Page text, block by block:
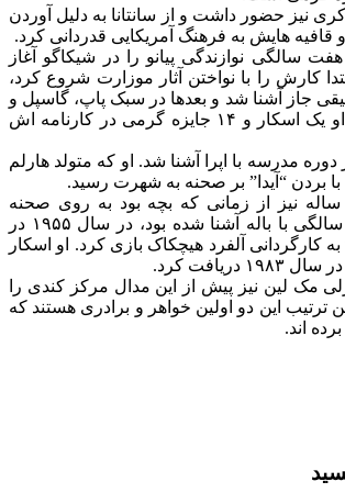
نیز حضور داشت و از سانتانا به دلیل آوردن
و قافیه هایش به فرهنگ آمریکایی قدردانی کرد.
از هفت سالگی نوازندگی پیانو را در شیکاگو آغاز
کارش را با نواختن آثار موزارت شروع کرد،
جاز آشنا شد و بعدها در سبک پاپ، گاسپل و
بلوز نوازندگی کرد. او یک اسکار و ۱۴ جایزه گرمی در کارنامه اش
نیز از دوره مدرسه با اپرا آشنا شد. او که متولد هارلم
مک لین ۷۹ ساله نیز از زمانی که بچه بود به روی صحنه
رفت. او که از سه سالگی با باله آشنا شده بود، در سال ۱۹۵۵ در
کارگردانی آلفرد هیچکاک بازی کرد. او اسکار
دریافت کرد.
مک لین نیز پیش از این مدال مرکز کندی را
ترتیب این دو اولین خواهر و برادری هستند که
اند.